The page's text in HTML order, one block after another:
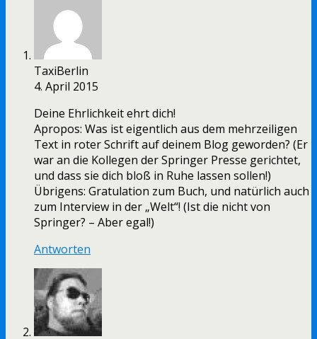
TaxiBerlin
4. April 2015
Deine Ehrlichkeit ehrt dich!
Apropos: Was ist eigentlich aus dem mehrzeiligen
Text in roter Schrift auf deinem Blog geworden? (Er
war an die Kollegen der Springer Presse gerichtet,
und dass sie dich bloß in Ruhe lassen sollen!)
Übrigens: Gratulation zum Buch, und natürlich auch
zum Interview in der „Welt“! (Ist die nicht von
Springer? – Aber egal!)
Antworten